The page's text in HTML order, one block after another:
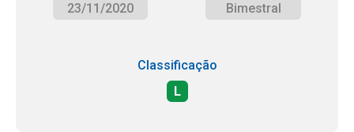
23/11/2020
Bimestral
Classificação
L